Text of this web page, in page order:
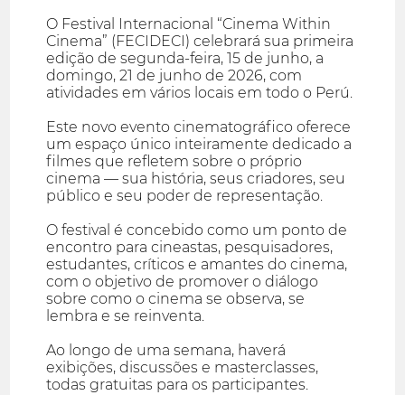
O Festival Internacional “Cinema Within
Cinema” (FECIDECI) celebrará sua primeira
edição de segunda-feira, 15 de junho, a
domingo, 21 de junho de 2026, com
atividades em vários locais em todo o Perú.
Este novo evento cinematográfico oferece
um espaço único inteiramente dedicado a
filmes que refletem sobre o próprio
cinema — sua história, seus criadores, seu
público e seu poder de representação.
O festival é concebido como um ponto de
encontro para cineastas, pesquisadores,
estudantes, críticos e amantes do cinema,
com o objetivo de promover o diálogo
sobre como o cinema se observa, se
lembra e se reinventa.
Ao longo de uma semana, haverá
exibições, discussões e masterclasses,
todas gratuitas para os participantes.